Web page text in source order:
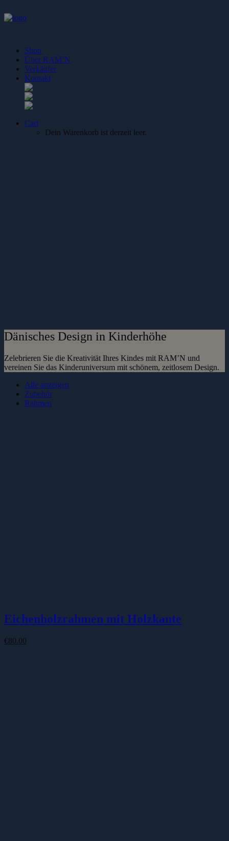
Shop
Über RAM’N
Verkäufer
Kontakt
Cart
Dein Warenkorb ist derzeit leer.
Dänisches Design in Kinderhöhe
Zelebrieren Sie die Kreativität Ihres Kindes mit RAM’N und
vereinen Sie das Kinderuniversum mit schönem, zeitlosem Design.
Alle anzeigen
Zubehör
Rahmen
Eichenholzrahmen mit Holzkante
€80.00